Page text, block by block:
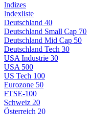
Indizes
Indexliste
Deutschland 40
Deutschland Small Cap 70
Deutschland Mid Cap 50
Deutschland Tech 30
USA Industrie 30
USA 500
US Tech 100
Eurozone 50
FTSE-100
Schweiz 20
Österreich 20